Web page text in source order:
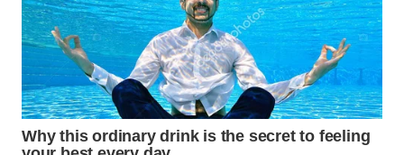
WN
BINJAI
WN
CIREBON
WN